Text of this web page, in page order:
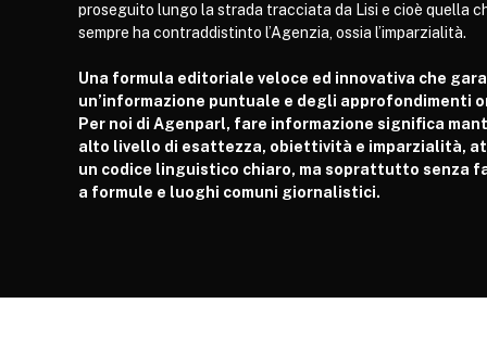
proseguito lungo la strada tracciata da Lisi e cioè quella
sempre ha contraddistinto l’Agenzia, ossia l’imparzialità.
Una formula editoriale veloce ed innovativa che
un’informazione puntuale e degli approfondimenti
Per noi di Agenparl, fare informazione significa
alto livello di esattezza, obiettività e imparzialità,
un codice linguistico chiaro, ma soprattutto senza
a formule e luoghi comuni giornalistici.